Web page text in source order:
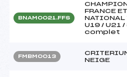
BNAM0021.FFS
FRANCE
NATIONAL
U19 / U21 /
complet
FMBM0013
NEIGE